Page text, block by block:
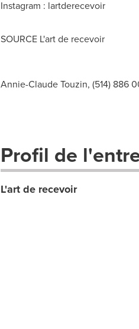
Instagram : lartderecevoir
SOURCE L'art de recevoir
Annie-Claude Touzin, (514) 886
Profil de
L'art de recevoir